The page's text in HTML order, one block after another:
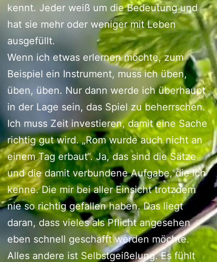
kennt. Jeder weiß um die Bedeutung und
hat sie mehr oder weniger mit Leben
ausgefüllt.
Wenn ich etwas erlernen möchte, zum
Beispiel ein Instrument, muss ich üben,
üben, üben. Nur dann werde ich überhaupt
in der Lage sein, das Spiel zu beherrschen.
Ich muss Zeit investieren, damit eine Sache
richtig gut wird. „Rom wurde auch nicht an
einem Tag erbaut“. Ja, das sind die Sätze
und die damit verbundene Aufgabe, die ich
kenne. Die mir bei aller Einsicht trotzdem
nie so richtig gefallen haben. Das liegt
daran, dass vieles als Pflicht angesehen
eben schnell geschafft werden möchte.
Alles andere ist Selbstgeißelung. Es fühlt